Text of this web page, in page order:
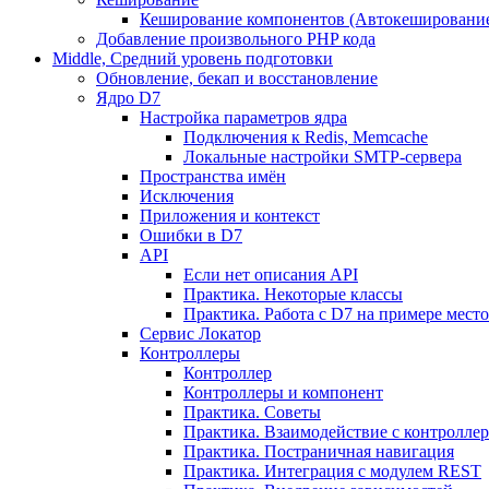
Кеширование компонентов
Добавление произвольного PHP кода
Middle, Средний уровень подготовки
Обновление, бекап и восстановление
Ядро D7
Настройка параметров ядра
Подключения к Redis, Memcache
Локальные настройки SMTP-сервера
Пространства имён
Исключения
Приложения и контекст
Ошибки в D7
API
Если нет описания API
Практика. Некоторые классы
Практика. Работа с D7 на примере
Сервис Локатор
Контроллеры
Контроллер
Контроллеры и компонент
Практика. Советы
Практика. Взаимодействие с
Практика. Постраничная навигация
Практика. Интеграция с модулем REST